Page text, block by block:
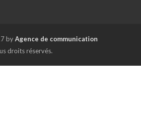
byAgence de communication
droits réservés.